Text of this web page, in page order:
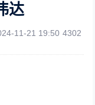
达
11-21 19:50 4302